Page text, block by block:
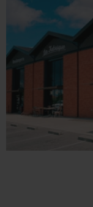
1 place du